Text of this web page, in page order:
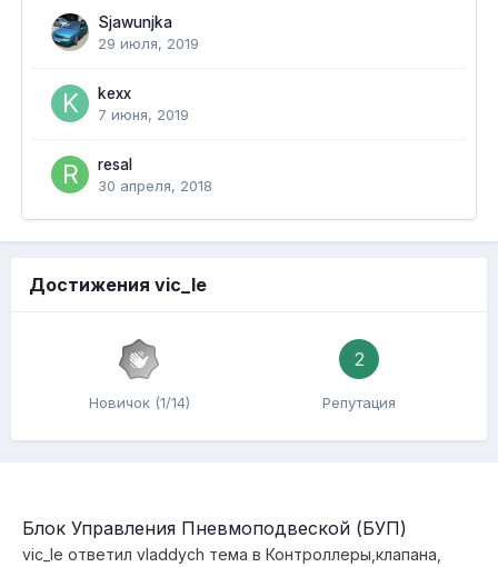
Sjawunjka
29 июля, 2019
kexx
7 июня, 2019
resal
30 апреля, 2018
Достижения vic_le
Новичок (1/14)
2
Репутация
Блок Управления Пневмоподвеской (БУП)
vic_le ответил vladdych тема в Контроллеры,клапана,